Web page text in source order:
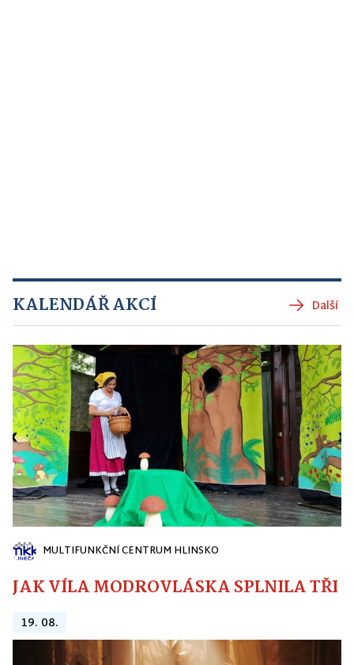
KALENDÁŘ AKCÍ Další
MULTIFUNKČNÍ CENTRUM HLINSKO
JAK VÍLA MODROVLÁSKA SPLNILA
19. 08.